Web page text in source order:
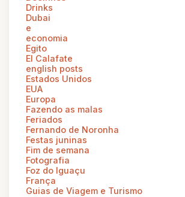
Drinks
Dubai
e
economia
Egito
El Calafate
english posts
Estados Unidos
EUA
Europa
Fazendo as malas
Feriados
Fernando de Noronha
Festas juninas
Fim de semana
Fotografia
Foz do Iguaçu
França
Guias de Viagem e Turismo